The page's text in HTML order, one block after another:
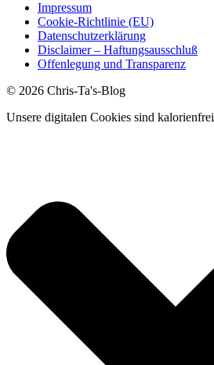
Impressum
Cookie-Richtlinie (EU)
Datenschutzerklärung
Disclaimer – Haftungsausschluß
Offenlegung und Transparenz
© 2026 Chris-Ta's-Blog
Unsere digitalen Cookies sind kalorienfrei